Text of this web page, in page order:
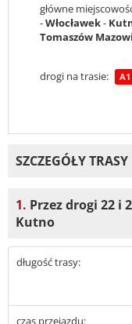
główne
-Włocławek-
Tomaszów
drogi na trasie: A1
SZCZEGÓŁY TRASY
1. Przez drogi 22 i
Kutno
długość trasy:
czas przejazdu: